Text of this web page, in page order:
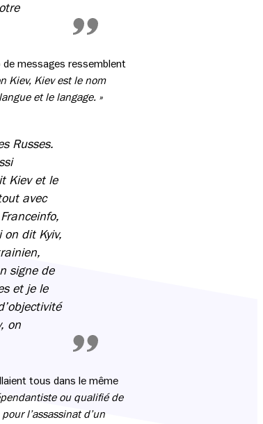
de messages ressemblent
Kiev, Kiev est le nom
et le langage. »
Russes.
Kiev et le
avec
on dit Kyiv,
signe de
et je le
on
tous dans le même
ou qualifié de
l’assassinat d’un